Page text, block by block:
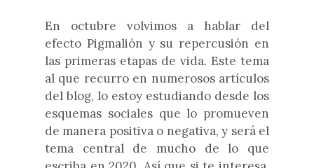
En octubre volvimos a hablar del
efecto Pigmalión y su repercusión en
las primeras etapas de vida. Este tema
al que recurro en numerosos artículos
del blog, lo estoy estudiando desde los
esquemas sociales que lo promueven
de manera positiva o negativa, y será el
tema central de mucho de lo que